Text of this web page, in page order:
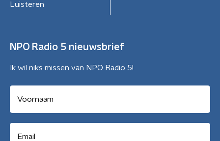
Luisteren
NPO Radio 5 nieuwsbrief
Ik wil niks missen van NPO Radio 5!